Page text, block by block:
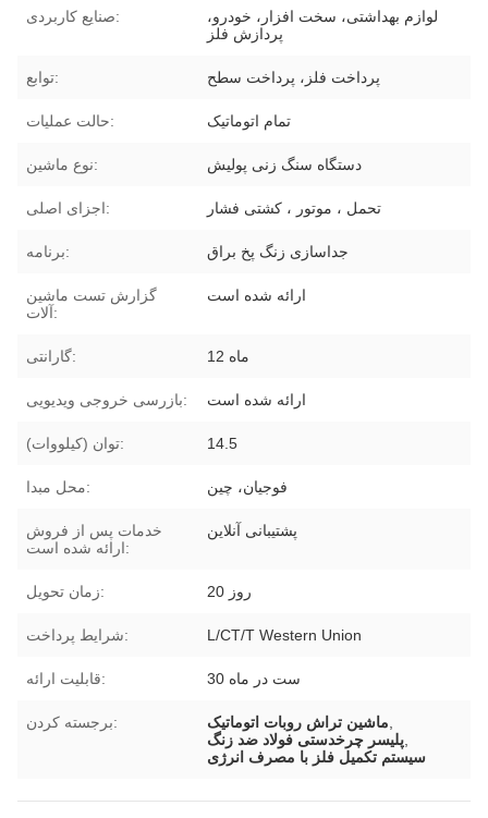
صنایع کاربردی:
لوازم بهداشتی، سخت افزار، خودرو،
پردازش فلز
توابع: پرداخت فلز، پرداخت سطح
حالت عملیات: تمام اتوماتیک
نوع ماشین: دستگاه سنگ زنی پولیش
اجزای اصلی: تحمل ، موتور ، کشتی فشار
برنامه: جداسازی زنگ پخ براق
گزارش تست ماشین
آلات:
ارائه شده است
گارانتی: 12 ماه
بازرسی خروجی ویدیویی: ارائه شده است
توان (کیلووات): 14.5
محل مبدا: فوجیان، چین
خدمات پس از فروش
ارائه شده است:
پشتیبانی آنلاین
زمان تحویل: 20 روز
شرایط پرداخت: L/CT/T Western Union
قابلیت ارائه: 30 ست در ماه
برجسته کردن: ماشین تراش روبات اتوماتیک
پلیسر چرخدستی فولاد ضد زنگ
سیستم تکمیل فلز با مصرف انرژی